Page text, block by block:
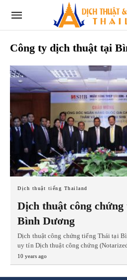
Công ty dịch thuật tại
Dịch thuật tiếng Thailand
Dịch thuật công
Bình Dương
Dịch thuật công chứng tiếng Thái tại
uy tín Dịch thuật công chứng
10 years ago